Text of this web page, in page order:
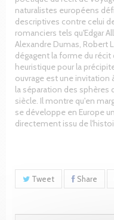
naturalistes européens
descriptives contre celui
romanciers tels qu'Edgar
Alexandre Dumas, Robert
dégagent la forme du
heuristique pour la
ouvrage est une invitation
la séparation des sphères
siècle. Il montre qu'en
se développe en Europe
directement issu de
Tweet Share